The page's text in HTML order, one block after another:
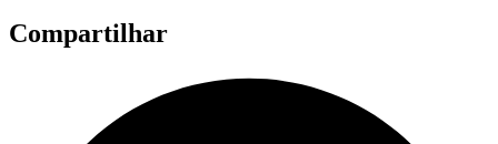
Compartilhar